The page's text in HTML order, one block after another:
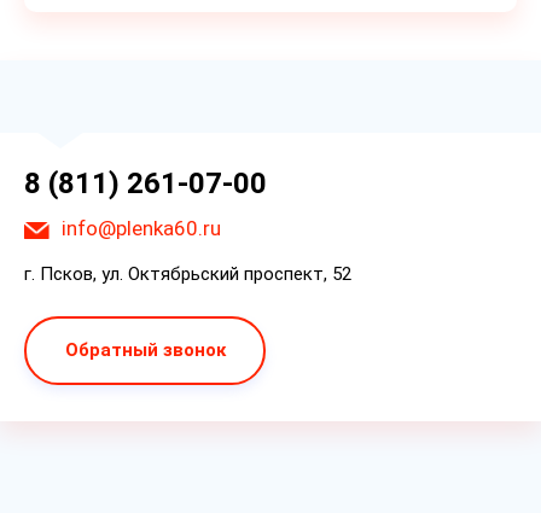
8 (811) 261-07-00
info@plenka60.ru
г. Псков, ул. Октябрьский проспект, 52
Обратный звонок